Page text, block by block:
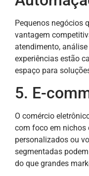
Pequenos negócios
vantagem
atendimento,
experiências estão
espaço para
5. E-
O comércio
com foco em nichos
personalizados ou
segmentadas
do que grandes